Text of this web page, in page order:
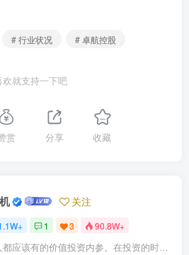
# 行业状况 # 卓航控股
欢就支持一下吧
赏 分享 收藏
关注
1 3 90.8W+
每个炒股人都应该有的价值投资内参。在投资的时候，我们把自己看成是企业分析师——而不是市场分析师，也不是宏观经济分析师，更不是证券分析师。